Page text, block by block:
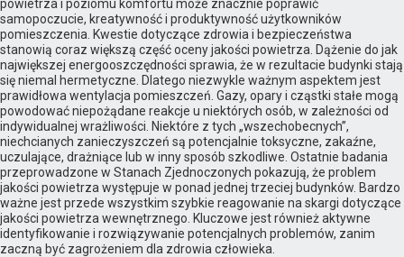
powietrza i poziomu komfortu może znacznie poprawić
samopoczucie, kreatywność i produktywność użytkowników
pomieszczenia. Kwestie dotyczące zdrowia i bezpieczeństwa
stanowią coraz większą część oceny jakości powietrza. Dążenie do jak
największej energooszczędności sprawia, że w rezultacie budynki stają
się niemal hermetyczne. Dlatego niezwykle ważnym aspektem jest
prawidłowa wentylacja pomieszczeń. Gazy, opary i cząstki stałe mogą
powodować niepożądane reakcje u niektórych osób, w zależności od
indywidualnej wrażliwości. Niektóre z tych „wszechobecnych”,
niechcianych zanieczyszczeń są potencjalnie toksyczne, zakaźne,
uczulające, drażniące lub w inny sposób szkodliwe. Ostatnie badania
przeprowadzone w Stanach Zjednoczonych pokazują, że problem
jakości powietrza występuje w ponad jednej trzeciej budynków. Bardzo
ważne jest przede wszystkim szybkie reagowanie na skargi dotyczące
jakości powietrza wewnętrznego. Kluczowe jest również aktywne
identyfikowanie i rozwiązywanie potencjalnych problemów, zanim
zaczną być zagrożeniem dla zdrowia człowieka.